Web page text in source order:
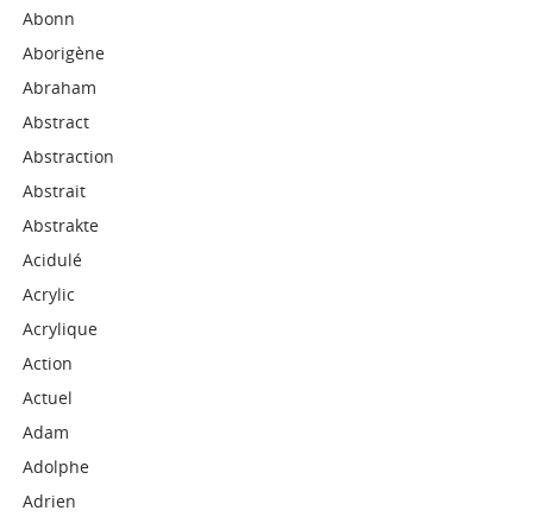
Abonn
Aborigène
Abraham
Abstract
Abstraction
Abstrait
Abstrakte
Acidulé
Acrylic
Acrylique
Action
Actuel
Adam
Adolphe
Adrien